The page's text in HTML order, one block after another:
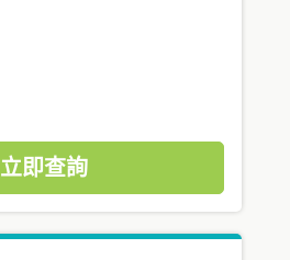
立即查詢